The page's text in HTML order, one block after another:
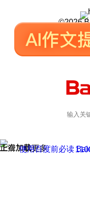
©2026
正在加载
上滑加载更多
使用百度前必读京公